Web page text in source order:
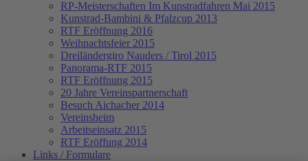
RP-Meisterschaften Im Kunstradfahren Mai 2015
Kunstrad-Bambini & Pfalzcup 2013
RTF Eröffnung 2016
Weihnachtsfeier 2015
Dreiländergiro Nauders / Tirol 2015
Panorama-RTF 2015
RTF Eröffnung 2015
20 Jahre Vereinspartnerschaft
Besuch Aichacher 2014
Vereinsheim
Arbeitseinsatz 2015
RTF Eröffung 2014
Links / Formulare